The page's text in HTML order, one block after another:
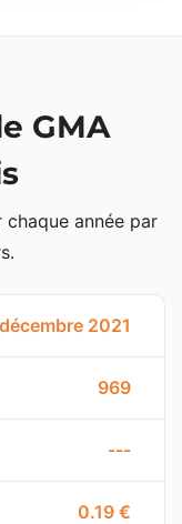
GMA
année par
2021
969
---
0.19 €